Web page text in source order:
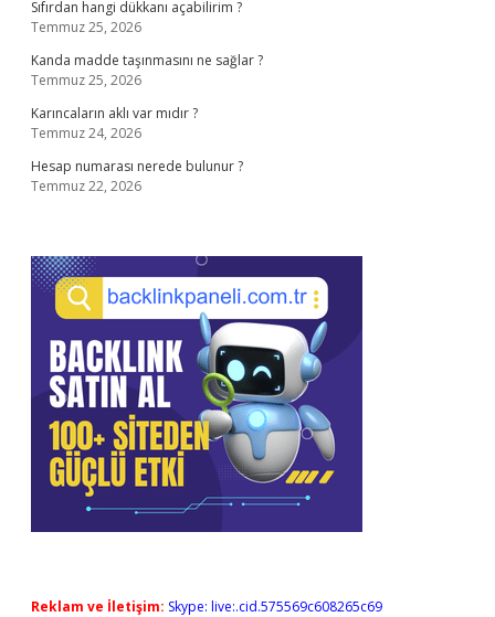
Sıfırdan hangi dükkanı açabilirim ?
Temmuz 25, 2026
Kanda madde taşınmasını ne sağlar ?
Temmuz 25, 2026
Karıncaların aklı var mıdır ?
Temmuz 24, 2026
Hesap numarası nerede bulunur ?
Temmuz 22, 2026
Reklam ve İletişim: Skype: live:.cid.575569c608265c69